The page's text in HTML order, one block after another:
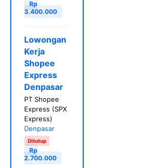
Rp
3.400.000
Lowongan
Kerja
Shopee
Express
Denpasar
PT Shopee
Express (SPX
Express)
Denpasar
Ditutup
Rp
2.700.000